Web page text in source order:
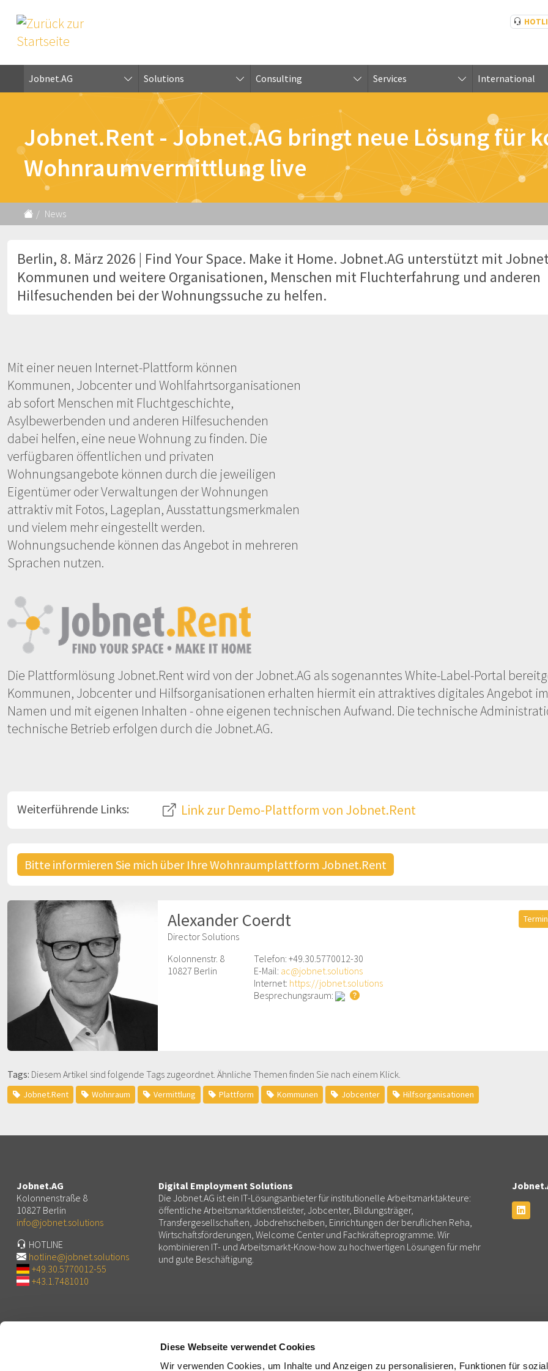
Diese Webseite verwendet Cookies
Wir verwenden Cookies, um Inhalte und Anzeigen zu personalisieren, Funktionen für
Jobnet.AG Solutions Consulting Services International
Jobnet.Rent - Jobnet.AG bringt neue Lösung für
Wohnraumvermittlung live
News
Berlin, 8. März 2026 | Find Your Space. Make it Home. Jobnet.AG unterstützt mit
Kommunen und weitere Organisationen, Menschen mit Fluchterfahrung und anderen
Hilfesuchenden bei der Wohnungssuche zu helfen.
Mit einer neuen Internet-Plattform können
Kommunen, Jobcenter und Wohlfahrtsorganisationen
ab sofort Menschen mit Fluchtgeschichte,
Asylbewerbenden und anderen Hilfesuchenden
dabei helfen, eine neue Wohnung zu finden. Die
verfügbaren öffentlichen und privaten
Wohnungsangebote können durch die jeweiligen
Eigentümer oder Verwaltungen der Wohnungen
attraktiv mit Fotos, Lageplan, Ausstattungsmerkmalen
und vielem mehr eingestellt werden.
Wohnungsuchende können das Angebot in mehreren
Sprachen nutzen.
Die Plattformlösung Jobnet.Rent wird von der Jobnet.AG als sogenanntes White-Label-Portal
Kommunen, Jobcenter und Hilfsorganisationen erhalten hiermit ein attraktives digitales Angebot
Namen und mit eigenen Inhalten - ohne eigenen technischen Aufwand. Die technische
technische Betrieb erfolgen durch die Jobnet.AG.
Weiterführende Links: Link zur Demo-Plattform von Jobnet.Rent
Bitte informieren Sie mich über Ihre Wohnraumplattform Jobnet.Rent
Alexander Coerdt
Director Solutions
Kolonnenstr. 8
10827 Berlin
Telefon: +49.30.5770012-30
E-Mail: ac@jobnet.solutions
Internet: https://jobnet.solutions
Besprechungsraum:
Tags: Diesem Artikel sind folgende Tags zugeordnet. Ähnliche Themen finden Sie nach einem Klick.
Jobnet.Rent Wohnraum Vermittlung Plattform Kommunen Jobcenter Hilfsorganisationen
Jobnet.AG
Kolonnenstraße 8
10827 Berlin
info@jobnet.solutions
HOTLINE
hotline@jobnet.solutions
+49.30.5770012-55
+43.1.7481010
Digital Employment Solutions
Die Jobnet.AG ist ein IT-Lösungsanbieter für institutionelle Arbeitsmarktakteure:
öffentliche Arbeitsmarktdienstleister, Jobcenter, Bildungsträger,
Transfergesellschaften, Jobdrehscheiben, Einrichtungen der beruflichen Reha,
Wirtschaftsförderungen, Welcome Center und Fachkräfteprogramme. Wir
kombinieren IT- und Arbeitsmarkt-Know-how zu hochwertigen Lösungen für mehr
und gute Beschäftigung.
Plattformen für Arbeit, Personal und Bildung
Potenzialdiagnostik, Erwerbsfähigkeit, Eignungsdiagnostik
Beratung und Projektmanagement
Training und Coaching: Jobnet.Academy